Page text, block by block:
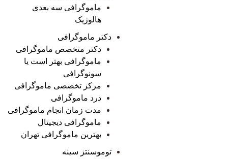
ماموگرافی سه بعدی
هالوژیک
دکتر ماموگرافی
دکتر متخصص ماموگرافی
ماموگرافی بهتر است یا
سونوگرافی
مرکز تخصصی ماموگرافی
درد ماموگرافی
مدت زمان انجام ماموگرافی
ماموگرافی دیجیتال
بهترین ماموگرافی تهران
توموسنتز سینه